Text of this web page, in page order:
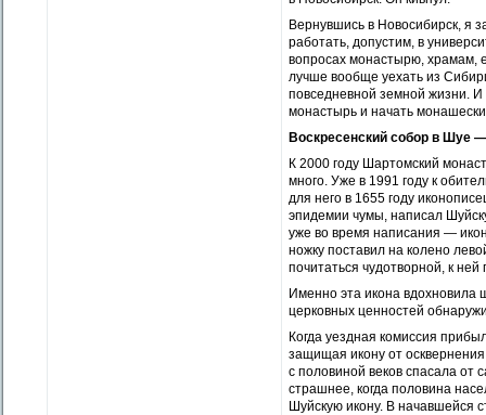
Вернувшись в Новосибирск, я
работать, допустим, в
вопросах монастырю, храмам,
лучше вообще уехать из
повседневной земной жизни. И
монастырь и начать
Воскресенский собор в Шуе
К 2000 году Шартомский
много. Уже в 1991 году к
для него в 1655 году
эпидемии чумы, написал
уже во время написания —
ножку поставил на колено
почитаться чудотворной, к
Именно эта икона вдохновила
церковных ценностей
Когда уездная комиссия
защищая икону от
с половиной веков спасала от
страшнее, когда половина
Шуйскую икону. В начавшейся